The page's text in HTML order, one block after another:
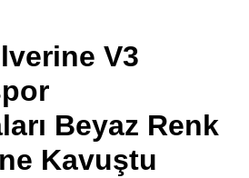
V3
Beyaz Renk
Kavuştu